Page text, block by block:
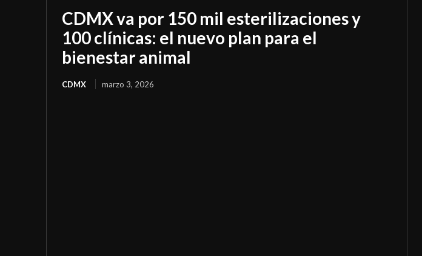
CDMX va por 150 mil esterilizaciones y
100 clínicas: el nuevo plan para el
bienestar animal
CDMX marzo 3, 2026